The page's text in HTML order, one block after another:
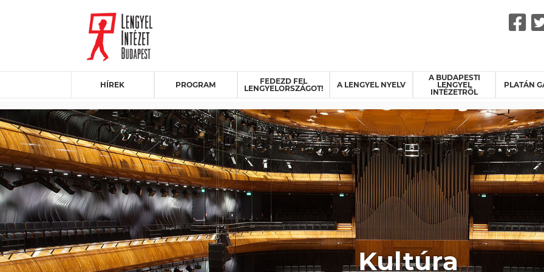
HÍREK PROGRAM
FEDEZD FEL
LENGYELORSZÁGOT!
A LENGYEL NYELV
A BUDAPESTI
LENGYEL
INTÉZETRŐL
PLATÁN
Kultúra